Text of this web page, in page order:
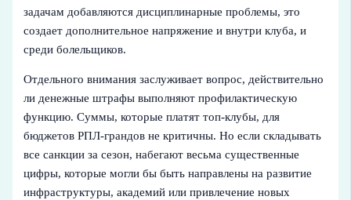
задачам добавляются дисциплинарные проблемы, это
создает дополнительное напряжение и внутри клуба, и
среди болельщиков.
Отдельного внимания заслуживает вопрос, действительно
ли денежные штрафы выполняют профилактическую
функцию. Суммы, которые платят топ-клубы, для
бюджетов РПЛ-грандов не критичны. Но если складывать
все санкции за сезон, набегают весьма существенные
цифры, которые могли бы быть направлены на развитие
инфраструктуры, академий или привлечение новых